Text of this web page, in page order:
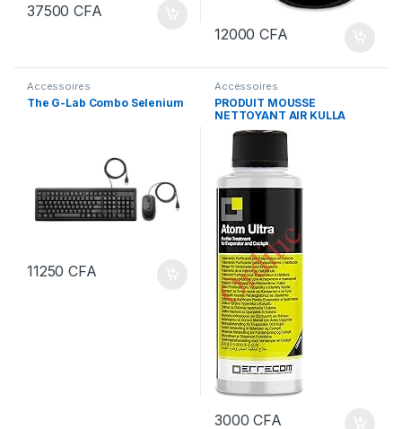
37500CFA
12000CFA
Accessoires
The G-Lab Combo Selenium
11250CFA
Accessoires
PRODUIT MOUSSE
NETTOYANT AIR KULLA
3000CFA